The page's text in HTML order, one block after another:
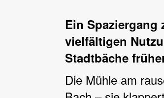
Ein Spaziergang
vielfältigen
Stadtbäche
Die Mühle am